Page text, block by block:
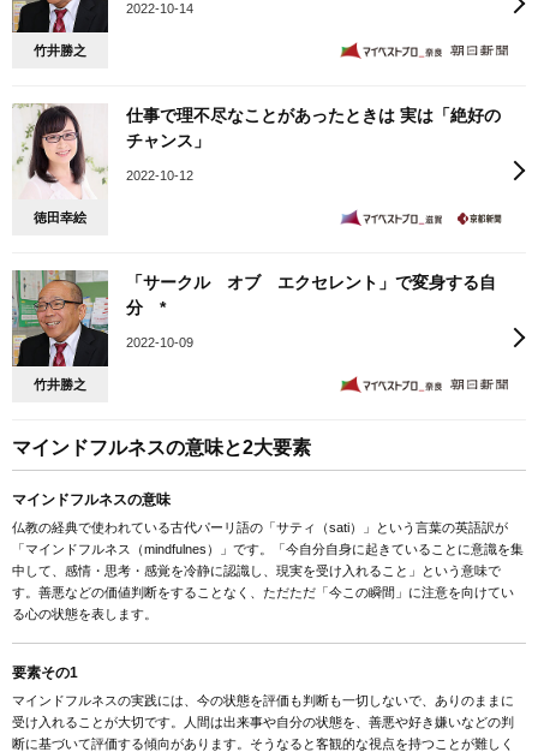
竹井勝之
2022-10-14
徳田幸絵
仕事で理不尽なことがあったときは 実は「絶好の
チャンス」
2022-10-12
竹井勝之
「サークル オブ エクセレント」で変身する自
分 *
2022-10-09
マインドフルネスの意味と2大要素
マインドフルネスの意味
仏教の経典で使われている古代パーリ語の「サティ（sati）」という言葉の英語訳が
「マインドフルネス（mindfulnes）」です。「今自分自身に起きていることに意識を集
中して、感情・思考・感覚を冷静に認識し、現実を受け入れること」という意味で
す。善悪などの価値判断をすることなく、ただただ「今この瞬間」に注意を向けてい
る心の状態を表します。
要素その1
マインドフルネスの実践には、今の状態を評価も判断も一切しないで、ありのままに
受け入れることが大切です。人間は出来事や自分の状態を、善悪や好き嫌いなどの判
断に基づいて評価する傾向があります。そうなると客観的な視点を持つことが難しく